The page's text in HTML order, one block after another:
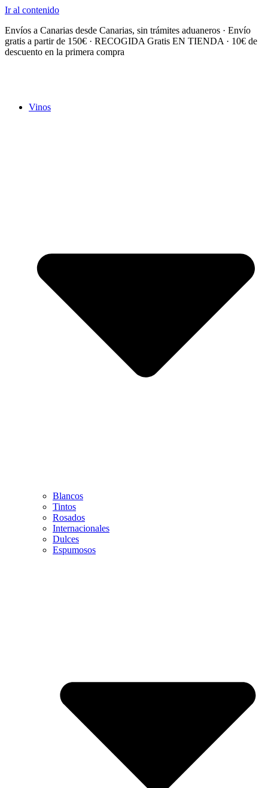
Ir al contenido
Envíos a Canarias desde Canarias, sin trámites aduaneros · Envío
gratis a partir de 150€ · RECOGIDA Gratis EN TIENDA · 10€ de
descuento en la primera compra
Vinos
Blancos
Tintos
Rosados
Internacionales
Dulces
Espumosos